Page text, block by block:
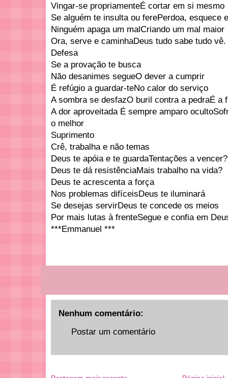
Vingar-se propriamenteÉ cortar em si mesmo
Se alguém te insulta ou ferePerdoa, esquece
Ninguém apaga um malCriando um mal maior
Ora, serve e caminhaDeus tudo sabe tudo vê.
Defesa
Se a provação te busca
Não desanimes segueO dever a cumprir
É refúgio a guardar-teNo calor do serviço
A sombra se desfazO buril contra a pedraÉ a
A dor aproveitada É sempre amparo
o melhor
Suprimento
Crê, trabalha e não temas
Deus te apóia e te guardaTentações a vencer?
Deus te dá resistênciaMais trabalho na vida?
Deus te acrescenta a força
Nos problemas difíceisDeus te iluminará
Se desejas servirDeus te concede os meios
Por mais lutas à frenteSegue e confia em
***Emmanuel ***
Nenhum comentário:
Postar um comentário